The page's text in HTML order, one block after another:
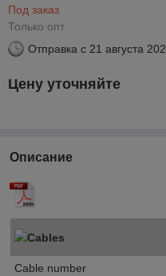
Под заказ
Только опт
Отправка с 21 августа
Цену уточняйте
Описание
Cables
Cable number